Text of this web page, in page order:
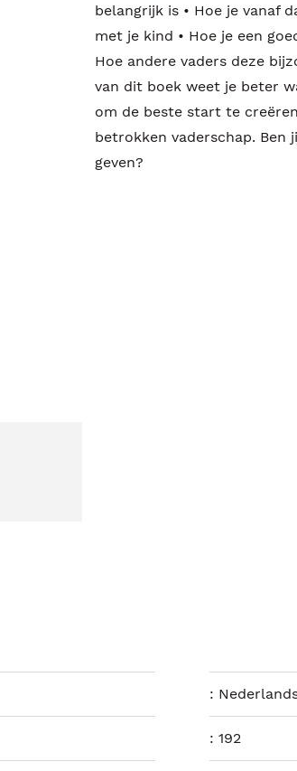
belangrijk is • Hoe je vanaf
met je kind • Hoe je een
Hoe andere vaders deze
van dit boek weet je beter
om de beste start te
betrokken vaderschap. Ben
geven?
:
:192